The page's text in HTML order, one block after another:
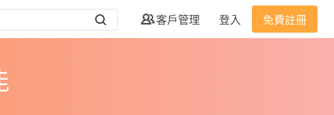
客戶管理 登入 免費註冊